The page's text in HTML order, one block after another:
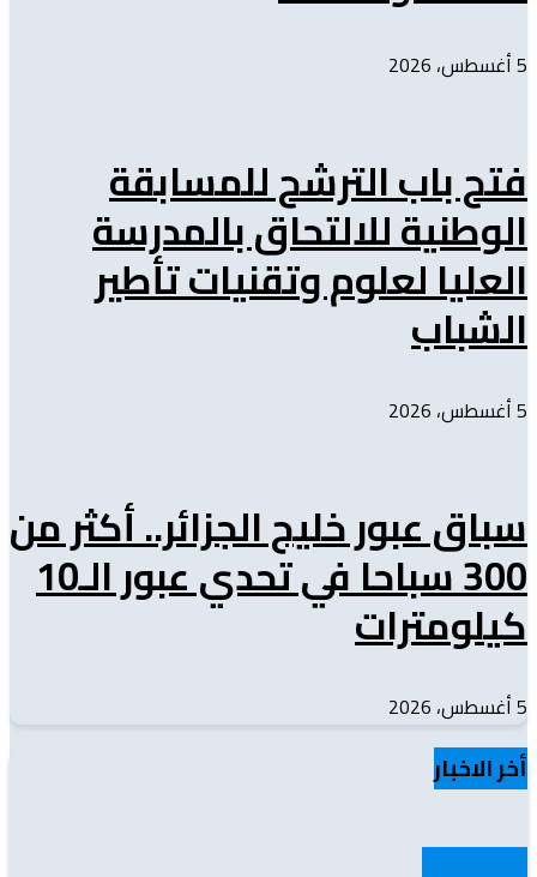
5 أغسطس، 2026
فتح باب الترشح للمسابقة
الوطنية للالتحاق بالمدرسة
العليا لعلوم وتقنيات تأطير
الشباب
5 أغسطس، 2026
سباق عبور خليج الجزائر.. أكثر من
300 سباحا في تحدي عبور الـ10
كيلومترات
5 أغسطس، 2026
أخر الاخبار